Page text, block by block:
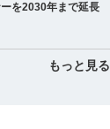
を2030年まで延長
もっと見る